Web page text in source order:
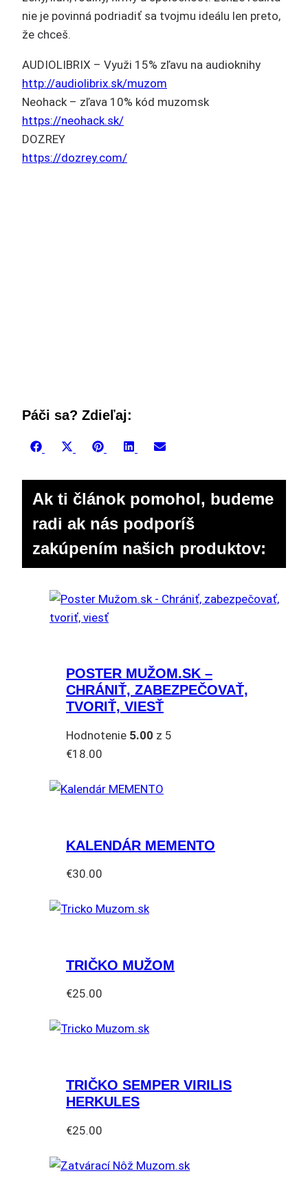
nie je povinná podriadiť sa tvojmu ideálu len preto,
že chceš.
AUDIOLIBRIX – Využi 15% zľavu na audioknihy
http://audiolibrix.sk/muzom
Neohack – zľava 10% kód muzomsk
https://neohack.sk/
DOZREY
https://dozrey.com/
Páči sa? Zdieľaj:
Share
Facebook
Share
Share
PinterestShare
LinkedInShare
Ak ti článok pomohol, budeme
radi ak nás podporíš
zakúpením našich produktov:
POSTER MUŽOM.SK –
CHRÁNIŤ, ZABEZPEČOVAŤ,
TVORIŤ, VIESŤ
Hodnotenie 5.00 z 5
€18.00
KALENDÁR MEMENTO
€30.00
TRIČKO MUŽOM
€25.00
produkt
variantov.
Možnosti
si
vybrať
TRIČKO SEMPER VIRILIS
HERKULES
€25.00
produkt